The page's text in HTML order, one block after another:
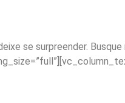
se surpreender.